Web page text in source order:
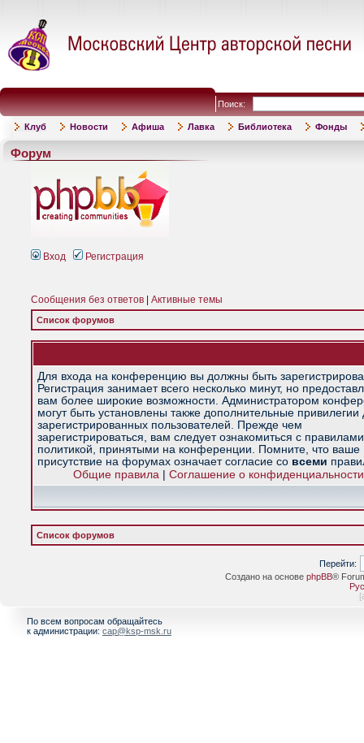
Поиск:
Клуб Новости Афиша Лавка Библиотека Фонды
Форум
Вход Регистрация
Сообщения без ответов Активные темы
Список форумов
Для входа на конференцию вы должны быть
Регистрация занимает всего несколько минут, но
вам более широкие возможности. Администратором
могут быть установлены также дополнительные привилегии
зарегистрированных пользователей. Прежде чем
зарегистрироваться, вам следует ознакомиться с
политикой, принятыми на конференции. Помните, что ваше
присутствие на форумах означает согласие со всеми
Общие правила| Соглашение о конфиденциальности
Список форумов
Перейти:
Создано на основе phpBB®
[
По всем вопросам обращайтесь
к администрации: cap@ksp-msk.ru